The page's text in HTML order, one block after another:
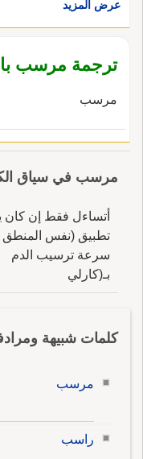
عرض المزيد
ترجمة مرسب
مرسب
مرسب في سياق
أتساءل فقط إن كان
تطبيق (نفس
سرعة ترسيب الدم
بـ(كارلي
كلمات شبيهة
مرسب
راسب